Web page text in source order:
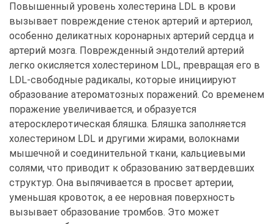
Повышенный уровень холестерина LDL в крови
вызывает повреждение стенок артерий и артериол,
особенно деликатных коронарных артерий сердца и
артерий мозга. Поврежденный эндотелий артерий
легко окисляется холестерином LDL, превращая его в
LDL-свободные радикалы, которые инициируют
образование атероматозных поражений. Со временем
поражение увеличивается, и образуется
атеросклеротическая бляшка. Бляшка заполняется
холестерином LDL и другими жирами, волокнами
мышечной и соединительной ткани, кальциевыми
солями, что приводит к образованию затвердевших
структур. Она выпячивается в просвет артерии,
уменьшая кровоток, а ее неровная поверхность
вызывает образование тромбов. Это может